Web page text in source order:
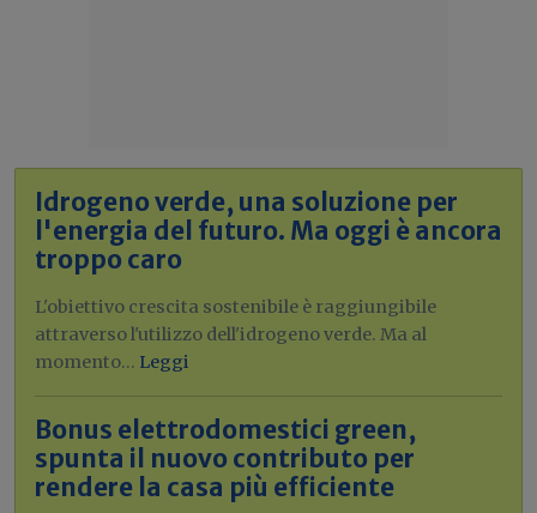
Idrogeno verde, una soluzione per
l'energia del futuro. Ma oggi è ancora
troppo caro
L'obiettivo crescita sostenibile è raggiungibile
attraverso l'utilizzo dell'idrogeno verde. Ma al
momento... Leggi
Bonus elettrodomestici green,
spunta il nuovo contributo per
rendere la casa più efficiente